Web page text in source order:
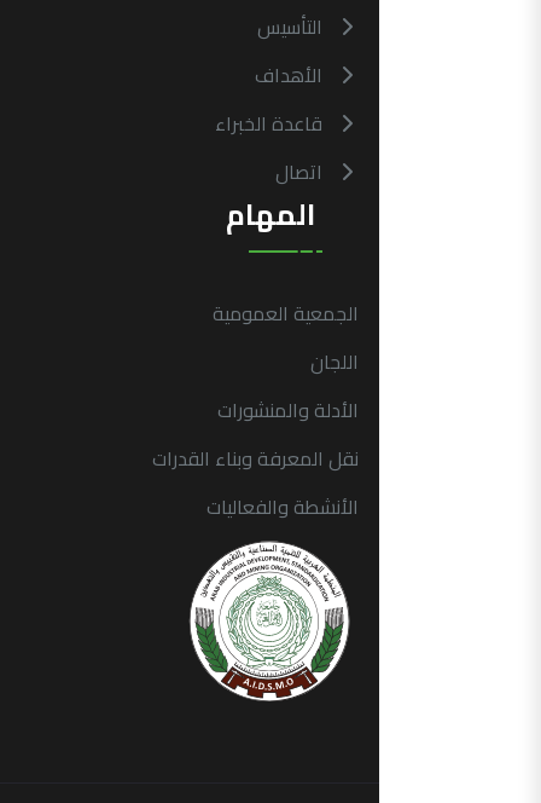
التأسيس
الأهداف
قاعدة الخبراء
اتصال
المهام
الجمعية العمومية
اللجان
الأدلة والمنشورات
نقل المعرفة وبناء القدرات
الأنشطة والفعاليات